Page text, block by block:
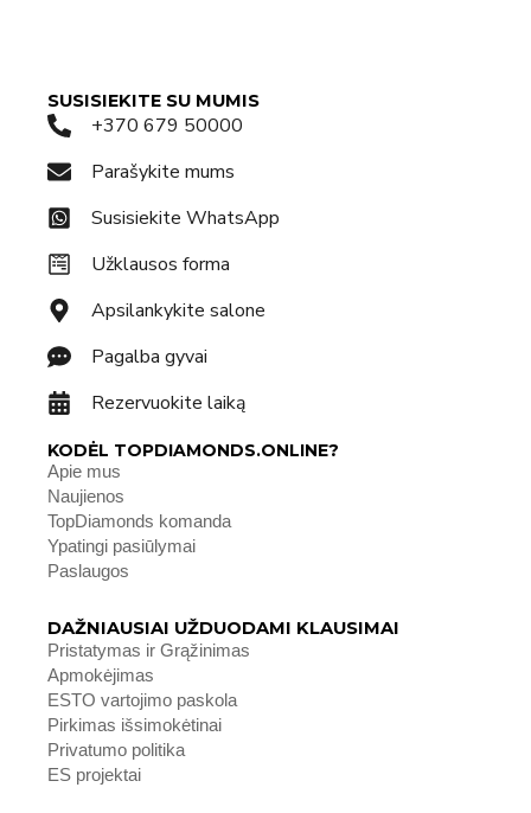
SUSISIEKITE SU MUMIS
+370 679 50000
Parašykite mums
Susisiekite WhatsApp
Užklausos forma
Apsilankykite salone
Pagalba gyvai
Rezervuokite laiką
KODĖL TOPDIAMONDS.ONLINE?
Apie mus
Naujienos
TopDiamonds komanda
Ypatingi pasiūlymai
Paslaugos
DAŽNIAUSIAI UŽDUODAMI KLAUSIMAI
Pristatymas ir Grąžinimas
Apmokėjimas
ESTO vartojimo paskola
Pirkimas išsimokėtinai
Privatumo politika
ES projektai